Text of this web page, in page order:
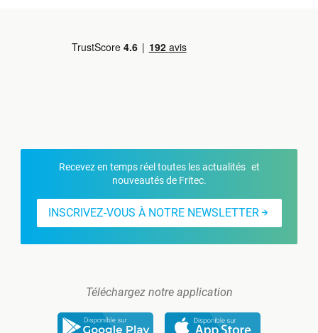
Recevez en temps réel toutes les actualités et
nouveautés de Fritec.
INSCRIVEZ-VOUS À NOTRE NEWSLETTER
Téléchargez notre application